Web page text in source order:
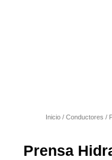
Inicio / Conductores /
Prensa